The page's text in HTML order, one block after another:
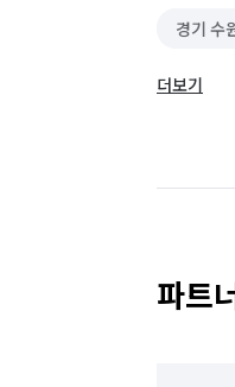
경기 수
경기 안
경기 화
더보기
파트